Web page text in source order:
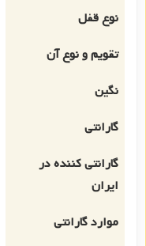
نوع قفل
تقویم و نوع آن
نگین
گارانتی
گارانتی کننده در
ایران
موارد گارانتی